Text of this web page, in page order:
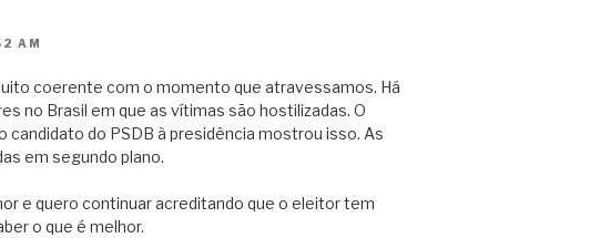
AM
coerente com o momento que atravessamos. Há
no Brasil em que as vítimas são hostilizadas. O
candidato do PSDB à presidência mostrou isso. As
em segundo plano.
e quero continuar acreditando que o eleitor tem
o que é melhor.